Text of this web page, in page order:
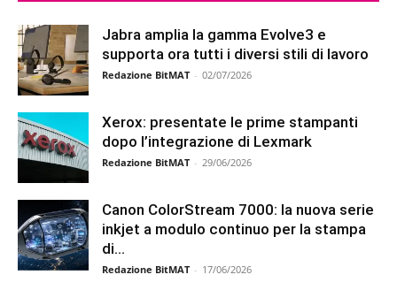
Jabra amplia la gamma Evolve3 e
supporta ora tutti i diversi stili di lavoro
Redazione BitMAT - 02/07/2026
Xerox: presentate le prime stampanti
dopo l’integrazione di Lexmark
Redazione BitMAT - 29/06/2026
Canon ColorStream 7000: la nuova serie
inkjet a modulo continuo per la stampa
di...
Redazione BitMAT - 17/06/2026